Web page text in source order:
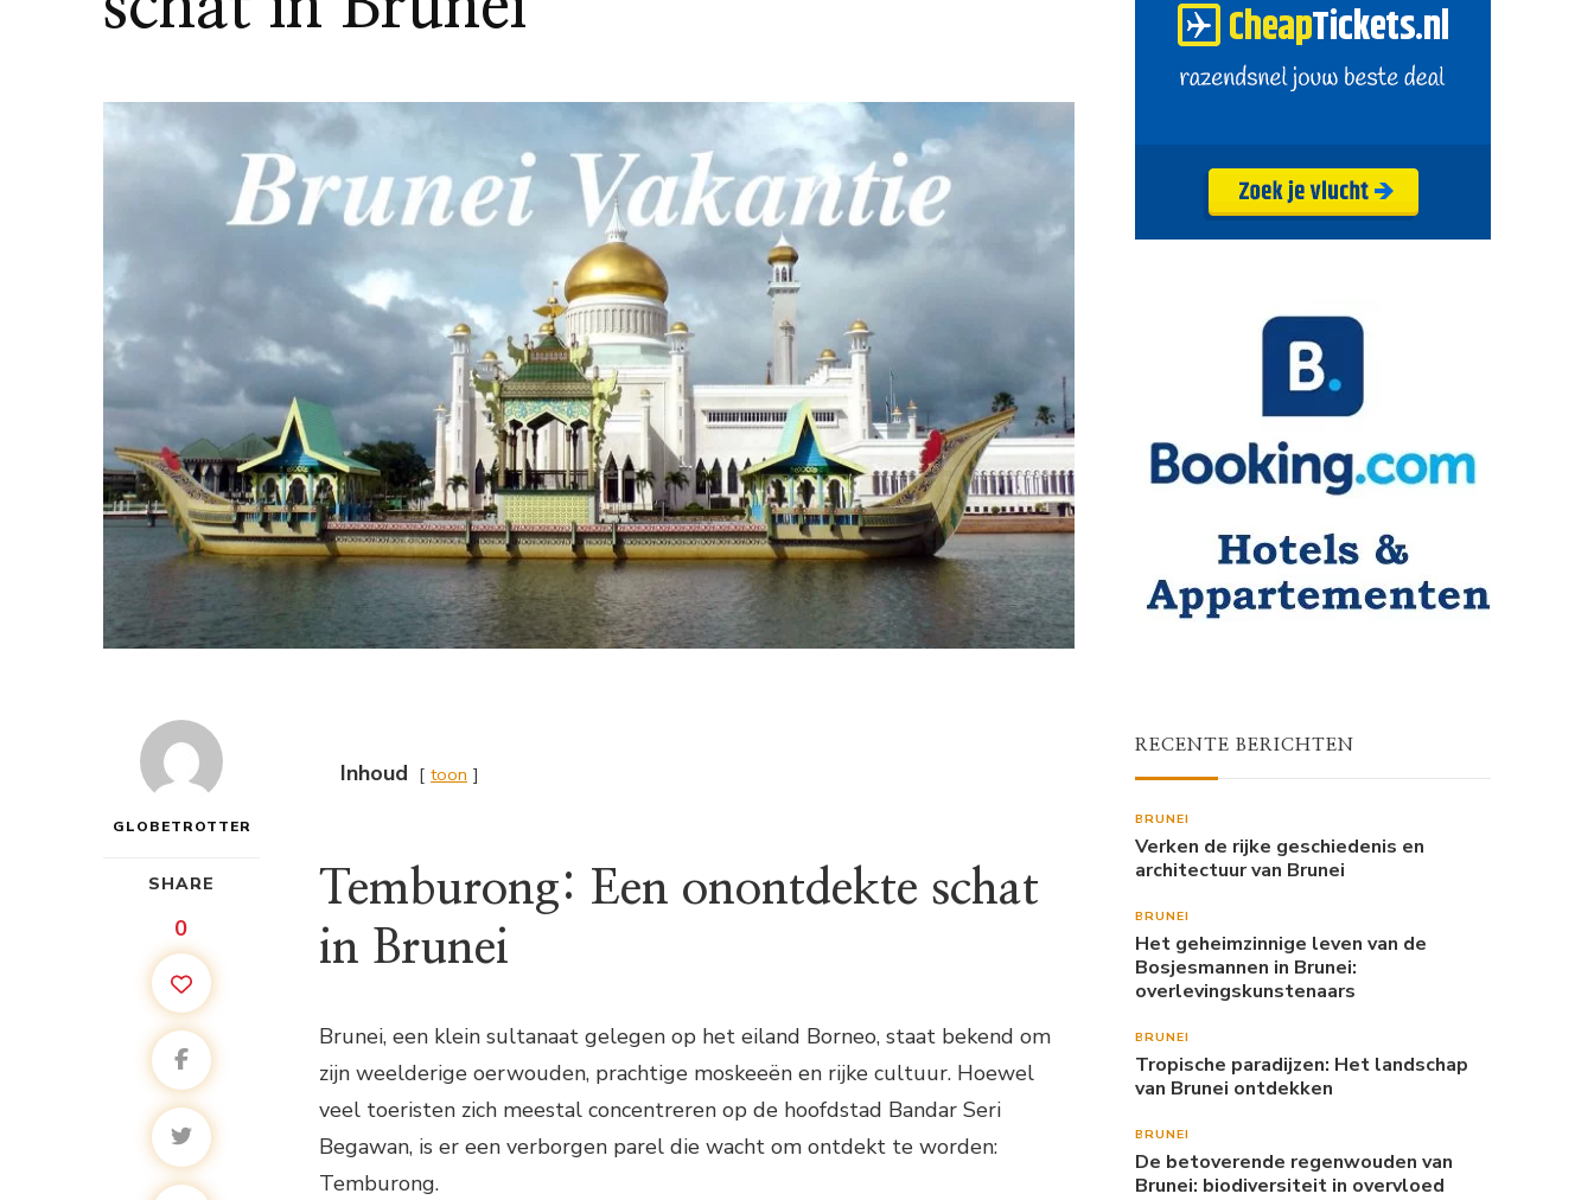
GLOBETROTTER
SHARE
0
Inhoud toon
Temburong: Een onontdekte schat
in Brunei
Brunei, een klein sultanaat gelegen op het eiland Borneo, staat bekend om
zijn weelderige oerwouden, prachtige moskeeën en rijke cultuur. Hoewel
veel toeristen zich meestal concentreren op de hoofdstad Bandar Seri
Begawan, is er een verborgen parel die wacht om ontdekt te worden:
Temburong.
RECENTE BERICHTEN
BRUNEI
Verken de rijke geschiedenis en
architectuur van Brunei
BRUNEI
Het geheimzinnige leven van de
Bosjesmannen in Brunei:
overlevingskunstenaars
BRUNEI
Tropische paradijzen: Het landschap
van Brunei ontdekken
BRUNEI
De betoverende regenwouden van
Brunei: biodiversiteit in overvloed